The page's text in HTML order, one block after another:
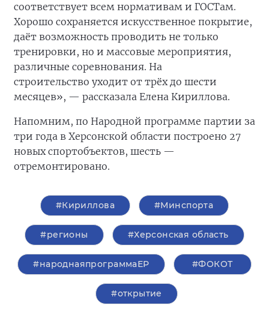
соответствует всем нормативам и ГОСТам.
Хорошо сохраняется искусственное покрытие,
даёт возможность проводить не только
тренировки, но и массовые мероприятия,
различные соревнования. На
строительство уходит от трёх до шести
месяцев», — рассказала Елена Кириллова.
Напомним, по Народной программе партии за
три года в Херсонской области построено 27
новых спортобъектов, шесть —
отремонтировано.
#Кириллова #Минспорта
#регионы #Херсонская область
#народнаяпрограммаЕР #ФОКОТ
#открытие